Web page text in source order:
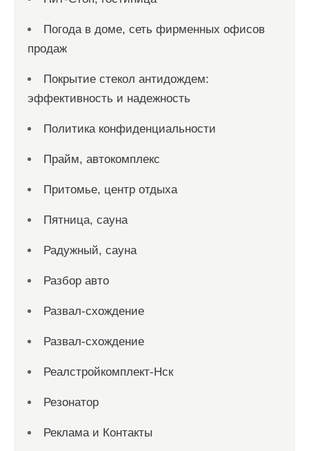
Погода в доме, сеть фирменных офисов
продаж
Покрытие стекол антидождем:
эффективность и надежность
Политика конфиденциальности
Прайм, автокомплекс
Притомье, центр отдыха
Пятница, сауна
Радужный, сауна
Разбор авто
Развал-схождение
Развал-схождение
Реалстройкомплект-Нск
Резонатор
Реклама и Контакты